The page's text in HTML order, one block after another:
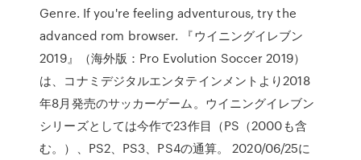
Genre. If you're feeling adventurous, try the
advanced rom browser. 『ウイニングイレブン
2019』（海外版：Pro Evolution Soccer 2019）
は、コナミデジタルエンタテインメントより2018
年8月発売のサッカーゲーム。ウイニングイレブン
シリーズとしては今作で23作目（PS（2000も含
む。）、PS2、PS3、PS4の通算。 2020/06/25に